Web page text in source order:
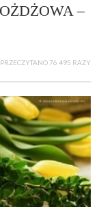
–
PRZECZYTANO 76 495 RAZY